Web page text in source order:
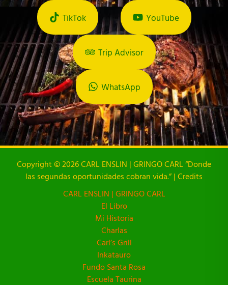
TikTok YouTube
Trip Advisor
WhatsApp
Copyright © 2026 CARL ENSLIN | GRINGO CARL “Donde
las segundas oportunidades cobran vida.” | Credits
CARL ENSLIN | GRINGO CARL
El Libro
Mi Historia
Charlas
Carl’s Grill
Inkatauro
Fundo Santa Rosa
Escuela Taurina